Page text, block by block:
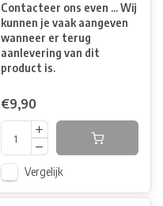
Contacteer ons even ... Wij
kunnen je vaak aangeven
wanneer er terug
aanlevering van dit
product is.
€9,90
Vergelijk